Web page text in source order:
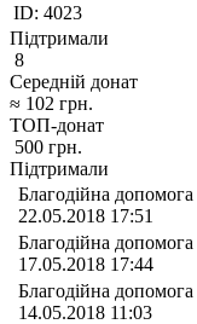
ID: 4023
Підтримали
8
Середній донат
≈ 102 грн.
ТОП-донат
500 грн.
Підтримали
Благодійна допомога
22.05.2018 17:51
Благодійна допомога
17.05.2018 17:44
Благодійна допомога
14.05.2018 11:03